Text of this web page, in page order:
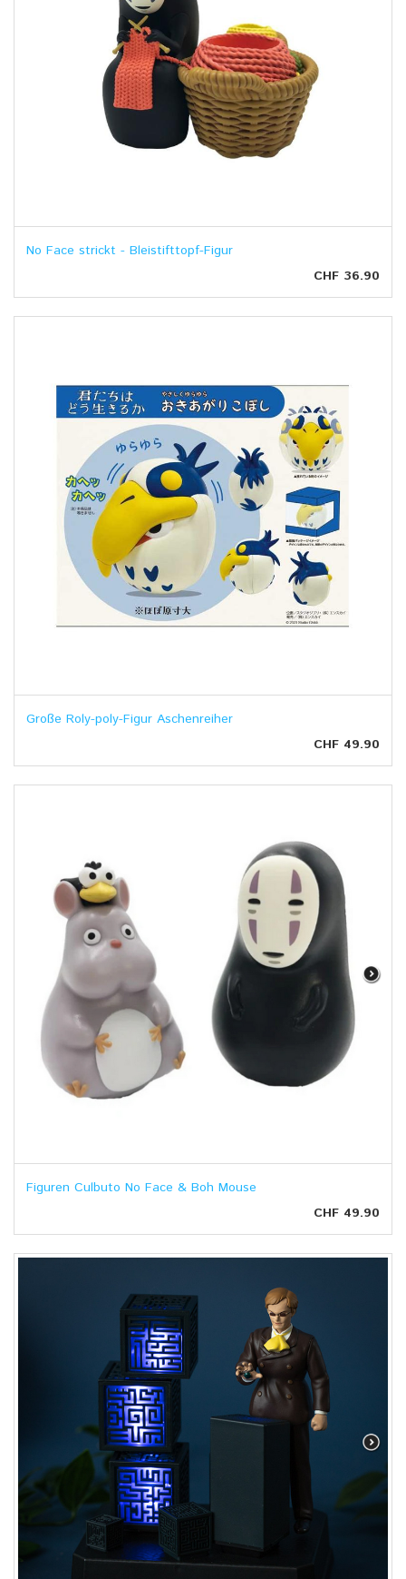
No Face strickt - Bleistifttopf-Figur
CHF 36.90
Große Roly-poly-Figur Aschenreiher
CHF 49.90
Figuren Culbuto No Face & Boh Mouse
CHF 49.90